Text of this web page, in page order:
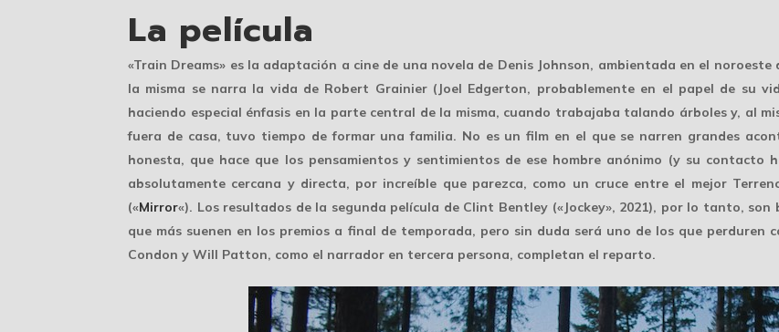
La película
«Train Dreams» es la adaptación a cine de una novela de Denis Johnson, ambientada en el noroeste
la misma se narra la vida de Robert Grainier (Joel Edgerton, probablemente en el papel de su
haciendo especial énfasis en la parte central de la misma, cuando trabajaba talando árboles y, al
fuera de casa, tuvo tiempo de formar una familia. No es un film en el que se narren grandes
honesta, que hace que los pensamientos y sentimientos de ese hombre anónimo (y su contacto
absolutamente cercana y directa, por increíble que parezca, como un cruce entre el mejor
(«Mirror«). Los resultados de la segunda película de Clint Bentley («Jockey», 2021), por lo tanto,
que más suenen en los premios a final de temporada, pero sin duda será uno de los que perduren
Condon y Will Patton, como el narrador en tercera persona, completan el reparto.